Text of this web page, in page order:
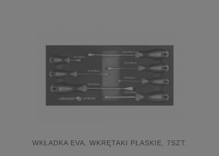
WKŁADKA EVA, WKRĘTAKI PŁASKIE, 7SZT.